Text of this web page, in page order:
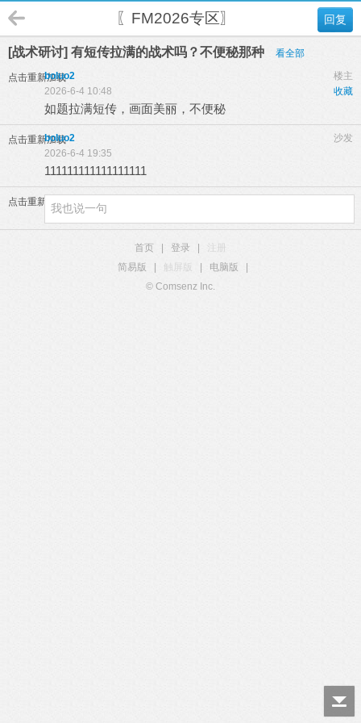
回复
〖FM2026专区〗
[战术研讨] 有短传拉满的战术吗？不便秘那种 看全部
点击重新加载 楼主
boluo2
收藏
2026-6-4 10:48
如题拉满短传，画面美丽，不便秘
点击重新加载 沙发
boluo2
2026-6-4 19:35
111111111111111111
点击重新加载
首页 登录
简易版
触屏版 电脑版
© Comsenz Inc.